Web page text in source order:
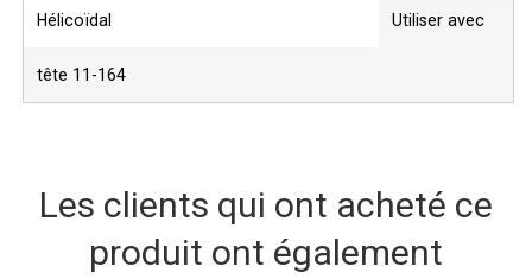
Hélicoïdal Utiliser avec
tête 11-164
Les clients qui ont acheté ce
produit ont également